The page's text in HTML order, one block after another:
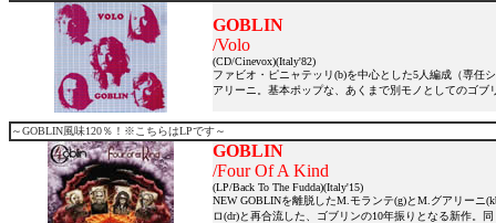
GOBLIN
/Volo
(CD/Cinevox)(Italy'82)
ファビオ・ピニャテッリ(b)を中心とした5人編成（専任
アリーニ。基本ポップな、あくまで別モノとしてのゴブ
～GOBLIN風味120％！※こちらはLPです～
GOBLIN
/Four Of A Kind
(LP/Back To The Fudda)(Italy'15)
NEW GOBLINを離脱したM.モランテ(g)とM.グアリーニ
ロ(dr)と再合流した、ゴブリンの10年振りとなる新作。